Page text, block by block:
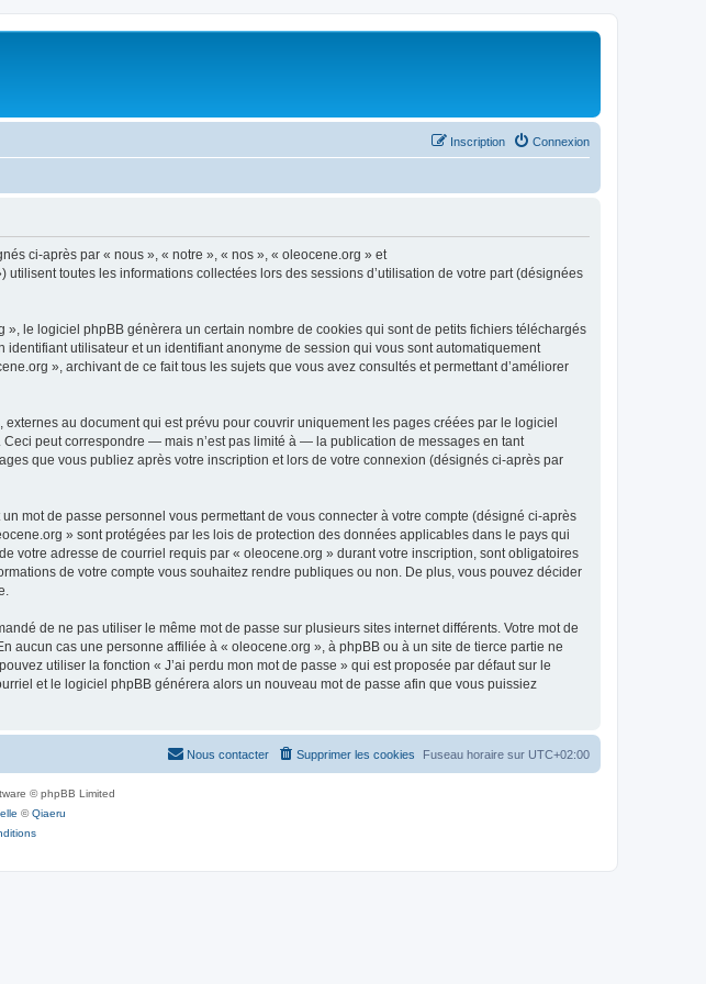
Connexion
Inscription
ci-après par « nous », « notre », « nos », « oleocene.org » et
toutes les informations collectées lors des sessions d’utilisation de votre part (désignées
le logiciel phpBB génèrera un certain nombre de cookies qui sont de petits fichiers téléchargés
utilisateur et un identifiant anonyme de session qui vous sont automatiquement
», archivant de ce fait tous les sujets que vous avez consultés et permettant d’améliorer
au document qui est prévu pour couvrir uniquement les pages créées par le logiciel
peut correspondre — mais n’est pas limité à — la publication de messages en tant
que vous publiez après votre inscription et lors de votre connexion (désignés ci-après par
mot de passe personnel vous permettant de vous connecter à votre compte (désigné ci-après
» sont protégées par les lois de protection des données applicables dans le pays qui
votre adresse de courriel requis par « oleocene.org » durant votre inscription, sont obligatoires
de votre compte vous souhaitez rendre publiques ou non. De plus, vous pouvez décider
de ne pas utiliser le même mot de passe sur plusieurs sites internet différents. Votre mot de
aucun cas une personne affiliée à « oleocene.org », à phpBB ou à un site de tierce partie ne
utiliser la fonction « J’ai perdu mon mot de passe » qui est proposée par défaut sur le
et le logiciel phpBB générera alors un nouveau mot de passe afin que vous puissiez
Fuseau horaire sur UTC+02:00
Supprimer les cookies
Nous contacter
© phpBB Limited
©Qiaeru